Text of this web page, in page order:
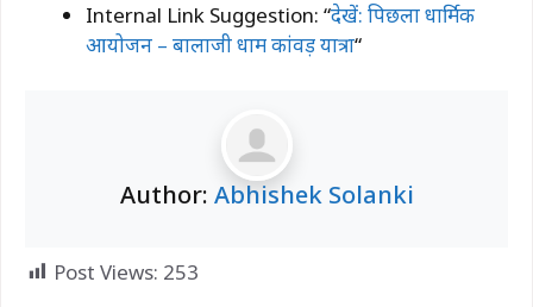
Internal Link Suggestion: “देखें: पिछला धार्मिक
आयोजन – बालाजी धाम कांवड़ यात्रा“
Author: Abhishek Solanki
Post Views: 253